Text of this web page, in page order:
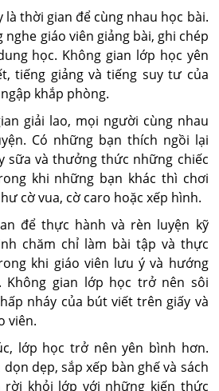
là thời gian để cùng nhau học bài.
nghe giáo viên giảng bài, ghi chép
học. Không gian lớp học yên
tiếng giảng và tiếng suy tư của
khắp phòng.
giải lao, mọi người cùng nhau
Có những bạn thích ngồi lại
sữa và thưởng thức những chiếc
khi những bạn khác thì chơi
cờ vua, cờ caro hoặc xếp hình.
để thực hành và rèn luyện kỹ
chăm chỉ làm bài tập và thực
khi giáo viên lưu ý và hướng
gian lớp học trở nên sôi
nháy của bút viết trên giấy và
viên.
lớp học trở nên yên bình hơn.
dẹp, sắp xếp bàn ghế và sách
rời khỏi lớp với những kiến thức